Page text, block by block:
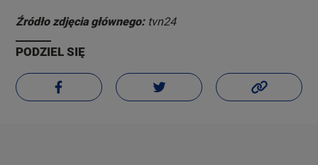
Źródło zdjęcia głównego: tvn24
PODZIEL SIĘ